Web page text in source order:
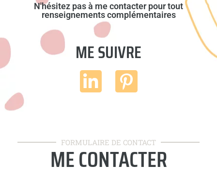
N'hésitez pas à me contacter pour tout
renseignements complémentaires
ME SUIVRE
FORMULAIRE DE CONTACT
ME CONTACTER